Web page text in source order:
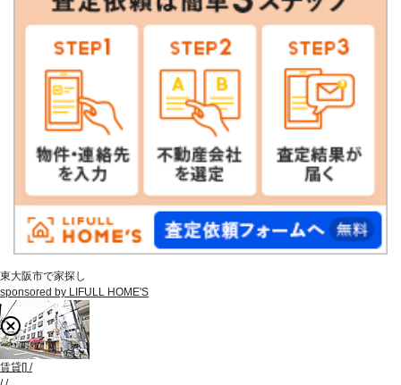
東大阪市で家探し
sponsored by LIFULL HOME'S
賃貸[] /